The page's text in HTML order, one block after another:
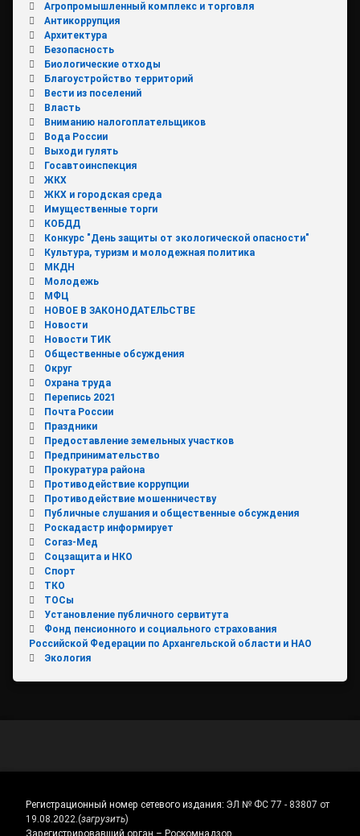
Агропромышленный комплекс и торговля
Антикоррупция
Архитектура
Безопасность
Биологические отходы
Благоустройство территорий
Вести из поселений
Власть
Вниманию налогоплательщиков
Вода России
Выходи гулять
Госавтоинспекция
ЖКХ
ЖКХ и городская среда
Имущественные торги
КОБДД
Конкурс "День защиты от экологической опасности"
Культура, туризм и молодежная политика
МКДН
Молодежь
МФЦ
НОВОЕ В ЗАКОНОДАТЕЛЬСТВЕ
Новости
Новости ТИК
Общественные обсуждения
Округ
Охрана труда
Перепись 2021
Почта России
Праздники
Предоставление земельных участков
Предпринимательство
Прокуратура района
Противодействие коррупции
Противодействие мошенничеству
Публичные слушания и общественные обсуждения
Роскадастр информирует
Согаз-Мед
Соцзащита и НКО
Спорт
ТКО
ТОСы
Установление публичного сервитута
Фонд пенсионного и социального страхования
Российской Федерации по Архангельской области и НАО
Экология
Регистрационный номер сетевого издания: ЭЛ № ФС 77 - 83807 от
19.08.2022.(загрузить)
Зарегистрировавший орган – Роскомнадзор.